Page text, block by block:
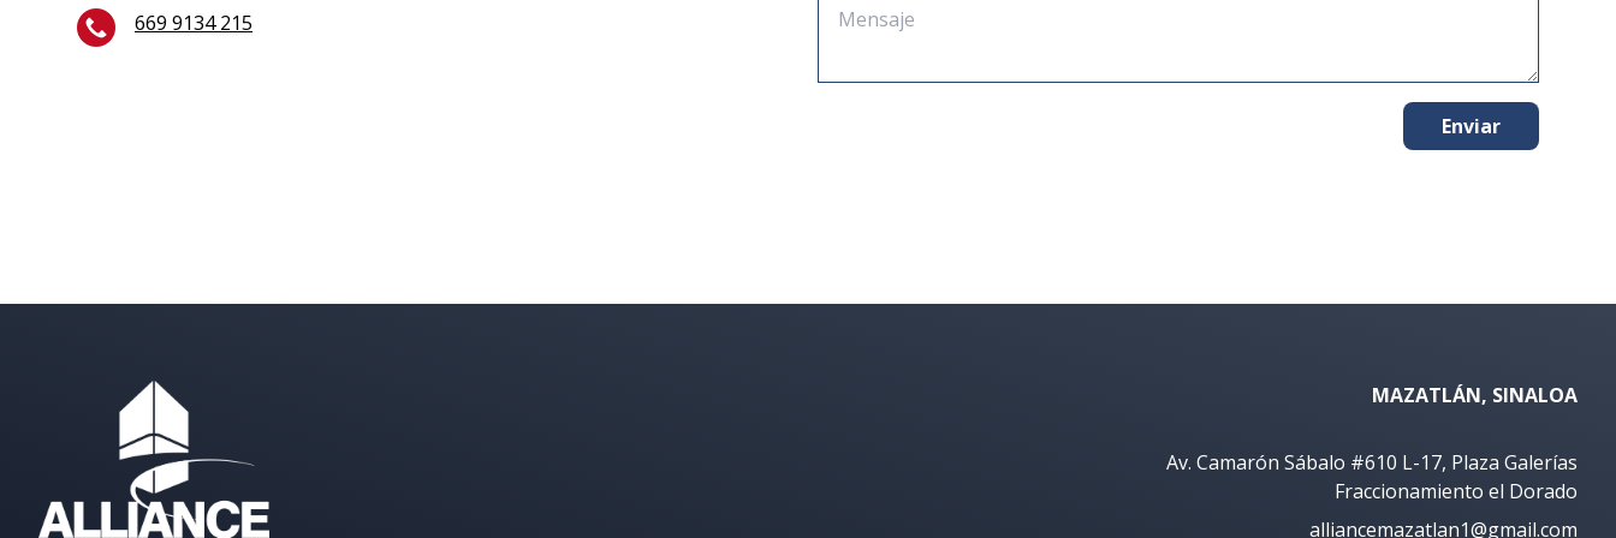
669 9134 215
Enviar
MAZATLÁN, SINALOA
Av. Camarón Sábalo #610 L-17, Plaza Galerías
Fraccionamiento el Dorado
alliancemazatlan1@gmail.com